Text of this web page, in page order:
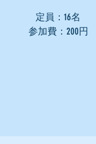
定員：16名
参加費：200円